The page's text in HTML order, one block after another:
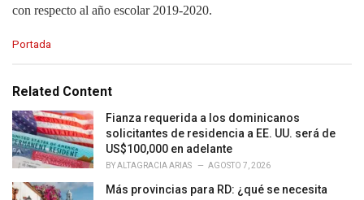
con respecto al año escolar 2019-2020.
C
e
o
r
i
e
:
Portada
Related Content
Fianza requerida a los dominicanos
solicitantes de residencia a EE. UU. será de
US$100,000 en adelante
BYALTAGRACIA ARIAS AGOSTO 7, 2026
Más provincias para RD: ¿qué se necesita